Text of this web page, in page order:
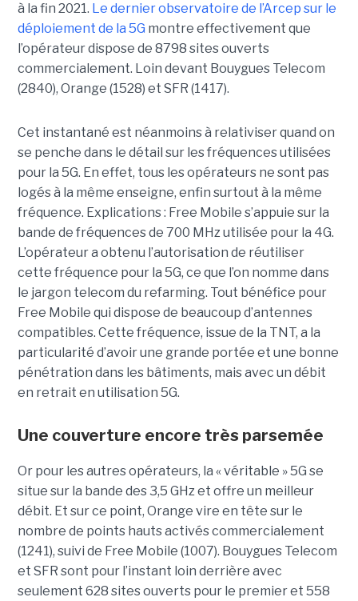
à la fin 2021. Le dernier observatoire de l’Arcep sur le
déploiement de la 5G montre effectivement que
l’opérateur dispose de 8798 sites ouverts
commercialement. Loin devant Bouygues Telecom
(2840), Orange (1528) et SFR (1417).
Cet instantané est néanmoins à relativiser quand on
se penche dans le détail sur les fréquences utilisées
pour la 5G. En effet, tous les opérateurs ne sont pas
logés à la même enseigne, enfin surtout à la même
fréquence. Explications : Free Mobile s’appuie sur la
bande de fréquences de 700 MHz utilisée pour la 4G.
L’opérateur a obtenu l’autorisation de réutiliser
cette fréquence pour la 5G, ce que l’on nomme dans
le jargon telecom du refarming. Tout bénéfice pour
Free Mobile qui dispose de beaucoup d’antennes
compatibles. Cette fréquence, issue de la TNT, a la
particularité d’avoir une grande portée et une bonne
pénétration dans les bâtiments, mais avec un débit
en retrait en utilisation 5G.
Une couverture encore très parsemée
Or pour les autres opérateurs, la « véritable » 5G se
situe sur la bande des 3,5 GHz et offre un meilleur
débit. Et sur ce point, Orange vire en tête sur le
nombre de points hauts activés commercialement
(1241), suivi de Free Mobile (1007). Bouygues Telecom
et SFR sont pour l’instant loin derrière avec
seulement 628 sites ouverts pour le premier et 558